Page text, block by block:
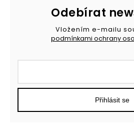
Odebírat
Vložením e-mailu
podmínkami ochrany
Přihlásit se